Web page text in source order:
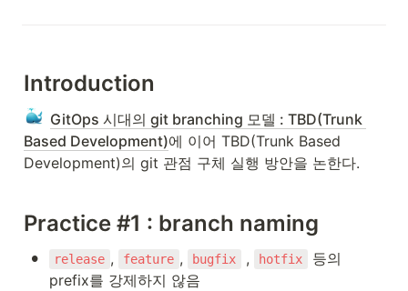
Introduction
GitOps 시대의 git branching 모델 : TBD(Trunk
Based Development)에 이어 TBD(Trunk Based
Development)의 git 관점 구체 실행 방안을 논한다.
Practice #1 : branch naming
• release , feature , bugfix , hotfix
등의
prefix를 강제하지 않음